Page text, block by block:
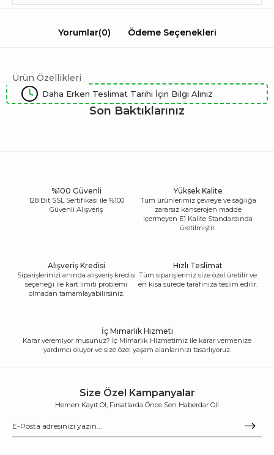
Yorumlar(0) Ödeme Seçenekleri
Ürün Özellikleri
Daha Erken Teslimat Tarihi İçin Bilgi Alınız
Son Baktıklarınız
%100 Güvenli
128 Bit SSL Sertifikası ile %100
Güvenli Alışveriş
Yüksek Kalite
Tüm ürünlerimiz çevreye ve sağlığa
zararsız kanserojen madde
içermeyen E1 Kalite Standardında
üretilmiştir.
Alışveriş Kredisi
Siparişlerinizi anında alışveriş kredisi
seçeneği ile kart limiti problemi
olmadan tamamlayabilirsiniz.
Hızlı Teslimat
Tüm siparişleriniz size özel üretilir ve
en kısa sürede tarafınıza teslim edilir.
İç Mimarlık Hizmeti
Karar veremiyor musunuz? İç Mimarlık Hizmetimiz ile karar vermenize
yardımcı oluyor ve size özel yaşam alanlarınızı tasarlıyoruz.
Size Özel Kampanyalar
Hemen Kayıt Ol, Fırsatlarda Önce Sen Haberdar Ol!